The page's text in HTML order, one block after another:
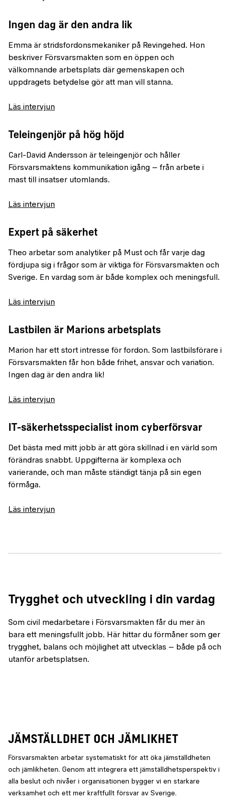
Ingen dag är den andra lik
Emma är stridsfordonsmekaniker på Revingehed. Hon
beskriver Försvarsmakten som en öppen och
välkomnande arbetsplats där gemenskapen och
uppdragets betydelse gör att man vill stanna.
Läs intervjun
Teleingenjör på hög höjd
Carl-David Andersson är teleingenjör och håller
Försvarsmaktens kommunikation igång – från arbete i
mast till insatser utomlands.
Läs intervjun
Expert på säkerhet
Theo arbetar som analytiker på Must och får varje dag
fördjupa sig i frågor som är viktiga för Försvarsmakten och
Sverige. En vardag som är både komplex och meningsfull.
Läs intervjun
Lastbilen är Marions arbetsplats
Marion har ett stort intresse för fordon. Som lastbilsförare i
Försvarsmakten får hon både frihet, ansvar och variation.
Ingen dag är den andra lik!
Läs intervjun
IT-säkerhetsspecialist inom cyberförsvar
Det bästa med mitt jobb är att göra skillnad i en värld som
förändras snabbt. Uppgifterna är komplexa och
varierande, och man måste ständigt tänja på sin egen
förmåga.
Läs intervjun
Trygghet och utveckling i din vardag
Som civil medarbetare i Försvarsmakten får du mer än
bara ett meningsfullt jobb. Här hittar du förmåner som ger
trygghet, balans och möjlighet att utvecklas – både på och
utanför arbetsplatsen.
JÄMSTÄLLDHET OCH JÄMLIKHET
Försvarsmakten arbetar systematiskt för att öka jämställdheten
och jämlikheten. Genom att integrera ett jämställdhetsperspektiv i
alla beslut och nivåer i organisationen bygger vi en starkare
verksamhet och ett mer kraftfullt försvar av Sverige.